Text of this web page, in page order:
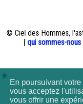
© Ciel des Hommes,
| qui sommes-nous
En poursuivant
vous acceptez
vous offrir une